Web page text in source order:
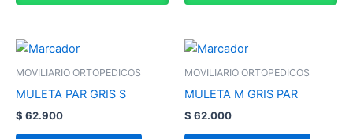
MOVILIARIO ORTOPEDICOS
MULETA PAR GRIS S
$ 62.900
MOVILIARIO ORTOPEDICOS
MULETA M GRIS PAR
$ 62.000